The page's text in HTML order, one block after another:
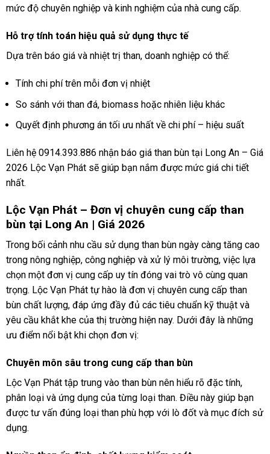
mức độ chuyên nghiệp và kinh nghiệm của nhà cung cấp.
Hỗ trợ tính toán hiệu quả sử dụng thực tế
Dựa trên báo giá và nhiệt trị than, doanh nghiệp có thể:
Tính chi phí trên mỗi đơn vị nhiệt
So sánh với than đá, biomass hoặc nhiên liệu khác
Quyết định phương án tối ưu nhất về chi phí – hiệu suất
Liên hệ 0914.393.886 nhận báo giá than bùn tại Long An – Giá
2026 Lộc Vạn Phát sẽ giúp bạn nắm được mức giá chi tiết
nhất.
Lộc Vạn Phát – Đơn vị chuyên cung cấp than
bùn tại Long An | Giá 2026
Trong bối cảnh nhu cầu sử dụng than bùn ngày càng tăng cao
trong nông nghiệp, công nghiệp và xử lý môi trường, việc lựa
chọn một đơn vị cung cấp uy tín đóng vai trò vô cùng quan
trọng. Lộc Vạn Phát tự hào là đơn vị chuyên cung cấp than
bùn chất lượng, đáp ứng đầy đủ các tiêu chuẩn kỹ thuật và
yêu cầu khắt khe của thị trường hiện nay. Dưới đây là những
ưu điểm nổi bật khi chọn đơn vị:
Chuyên môn sâu trong cung cấp than bùn
Lộc Vạn Phát tập trung vào than bùn nên hiểu rõ đặc tính,
phân loại và ứng dụng của từng loại than. Điều này giúp bạn
được tư vấn đúng loại than phù hợp với lò đốt và mục đích sử
dụng.